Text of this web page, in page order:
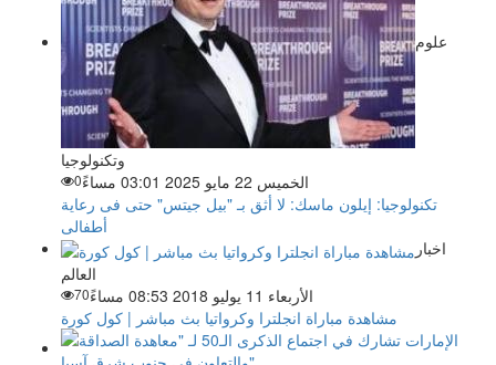
علوم
وتكنولوجيا
الخميس 22 مايو 2025 03:01 مساءً
0
تكنولوجيا: إيلون ماسك: لا أثق بـ "بيل جيتس" حتى فى رعاية
أطفالى
اخبار
العالم
الأربعاء 11 يوليو 2018 08:53 مساءً
70
مشاهدة مباراة انجلترا وكرواتيا بث مباشر | كول كورة